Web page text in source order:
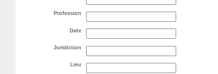
Profession
Date
Juridiction
Lieu